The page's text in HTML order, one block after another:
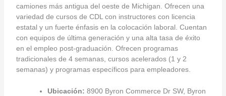
camiones más antigua del oeste de Michigan. Ofrecen una
variedad de cursos de CDL con instructores con licencia
estatal y un fuerte énfasis en la colocación laboral. Cuentan
con equipos de última generación y una alta tasa de éxito
en el empleo post-graduación. Ofrecen programas
tradicionales de 4 semanas, cursos acelerados (1 y 2
semanas) y programas específicos para empleadores.
Ubicación: 8900 Byron Commerce Dr SW, Byron